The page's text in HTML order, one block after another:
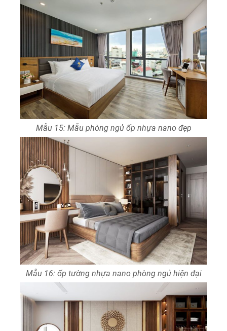
Mẫu 15: Mẫu phòng ngủ ốp nhựa nano đẹp
Mẫu 16: ốp tường nhựa nano phòng ngủ hiện đại